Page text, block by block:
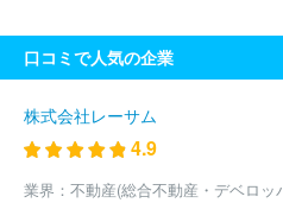
エー・ピーホールディングス
株式
一ライフグループ
株式会社チェッ
ック・ホールディングス
株式会社
Ａ Ｔｅｃｈｎｏｌｏｇｙ
社レジェンド・アプリケーションズ
ホールディングス株式会社
ト
アース環境サービス株式会社
口コミで人気の企業
株式会社レーサム
4.9
業界： 不動産(総合不動産・デベロッ